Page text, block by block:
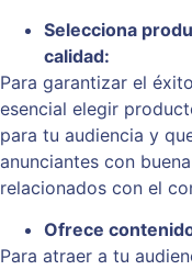
Selecciona
calidad:
Para garantizar el
esencial elegir
para tu audiencia y
anunciantes con
relacionados con el
Ofrece
Para atraer a tu